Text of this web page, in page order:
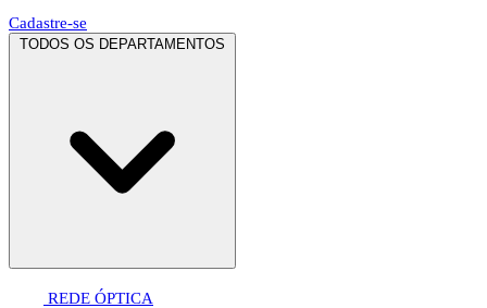
Cadastre-se
TODOS OS DEPARTAMENTOS
REDE ÓPTICA